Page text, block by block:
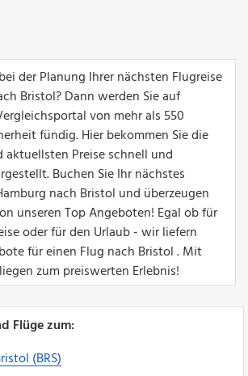
der Planung Ihrer nächsten Flugreise
Bristol? Dann werden Sie auf
von mehr als 550
fündig. Hier bekommen Sie die
Preise schnell und
Buchen Sie Ihr nächstes
nach Bristol und überzeugen
unseren Top Angeboten! Egal ob für
oder für den Urlaub - wir liefern
für einen Flug nach Bristol . Mit
zum preiswerten Erlebnis!
Flüge zum:
(BRS)